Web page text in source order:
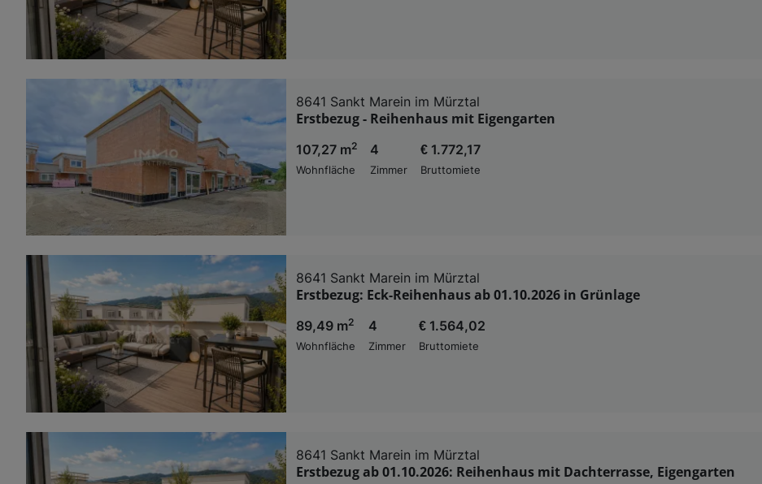
8641 Sankt Marein im Mürztal
Erstbezug - Reihenhaus mit Eigengarten
107,27 m2
Wohnfläche
4
Zimmer
€ 1.772,17
Bruttomiete
8641 Sankt Marein im Mürztal
Erstbezug: Eck-Reihenhaus ab 01.10.2026 in Grünlage
89,49 m2
Wohnfläche
4
Zimmer
€ 1.564,02
Bruttomiete
8641 Sankt Marein im Mürztal
Erstbezug ab 01.10.2026: Reihenhaus mit Dachterrasse, Eigengarten